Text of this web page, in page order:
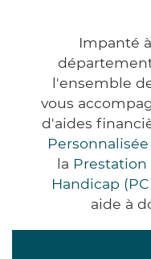
Impanté
l'ensemble
vous
d'aides
la
Handicap
aide à